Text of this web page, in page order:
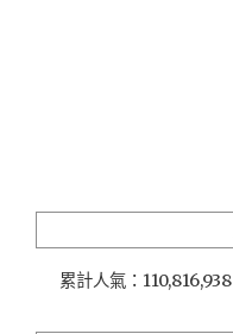
累計人氣： 110,816,938